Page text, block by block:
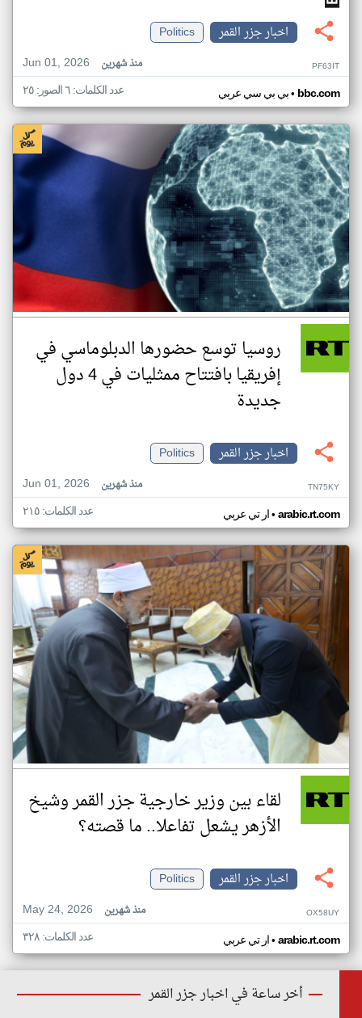
اخبار جزر القمر
Politics
Jun 01, 2026
منذ شهرين PF63IT
بي بي سي عربي• bbc.com عدد الكلمات: ٦ الصور: ٢٥
روسيا توسع حضورها الدبلوماسي في
إفريقيا بافتتاح ممثليات في 4 دول
جديدة
اخبار جزر القمر
Politics
Jun 01, 2026
منذ شهرين TN75KY
ار تي عربي• arabic.rt.com عدد الكلمات: ٢١٥
لقاء بين وزير خارجية جزر القمر وشيخ
الأزهر يشعل تفاعلا.. ما قصته؟
اخبار جزر القمر
Politics
May 24, 2026
منذ شهرين OX58UY
ار تي عربي• arabic.rt.com عدد الكلمات: ٣٢٨
أخر ساعة في اخبار جزر القمر